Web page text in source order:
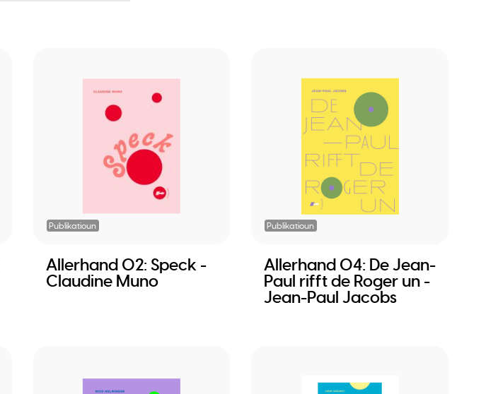
Publikatioun
Allerhand 02: Speck -
Claudine Muno
Publikatioun
Allerhand 04: De Jean-
Paul rifft de Roger un -
Jean-Paul Jacobs